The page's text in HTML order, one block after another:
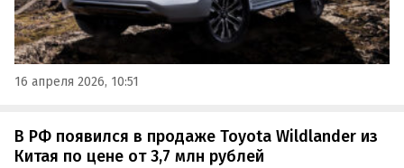
16 апреля 2026, 10:51
В РФ появился в продаже Toyota Wildlander из
Китая по цене от 3,7 млн рублей